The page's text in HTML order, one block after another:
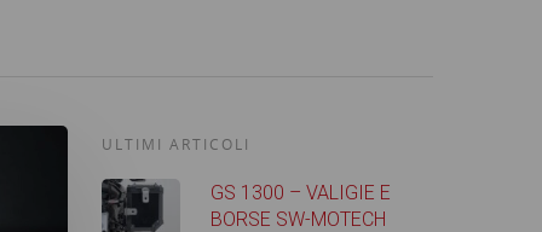
ULTIMI ARTICOLI
GS 1300 – VALIGIE E
BORSE SW-MOTECH